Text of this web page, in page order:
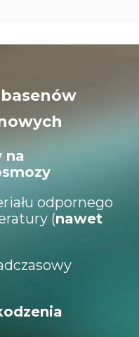
na
odpornego
(nawet